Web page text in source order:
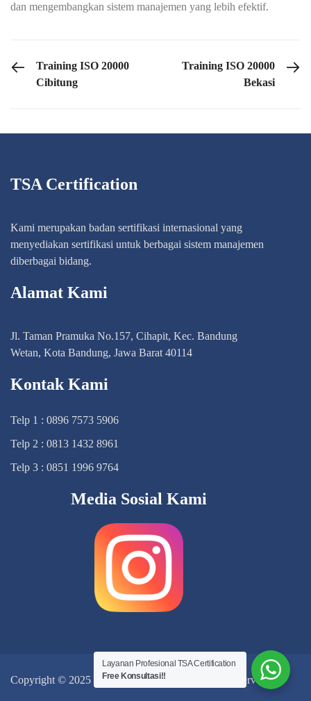
dan mengembangkan sistem manajemen yang lebih efektif.
PREVIOUS POST
Training ISO 20000
Cibitung
NEXT POST
Training ISO 20000
Bekasi
TSA Certification
Kami merupakan badan sertifikasi internasional yang
menyediakan sertifikasi untuk berbagai sistem manajemen
diberbagai bidang.
Alamat Kami
Jl. Taman Pramuka No.157, Cihapit, Kec. Bandung
Wetan, Kota Bandung, Jawa Barat 40114
Kontak Kami
Telp 1 : 0896 7573 5906
Telp 2 : 0813 1432 8961
Telp 3 : 0851 1996 9764
Media Sosial Kami
Copyright © 2025 TSA Certification , All Right Reserved
Layanan Profesional TSA Certification
Free Konsultasi!!